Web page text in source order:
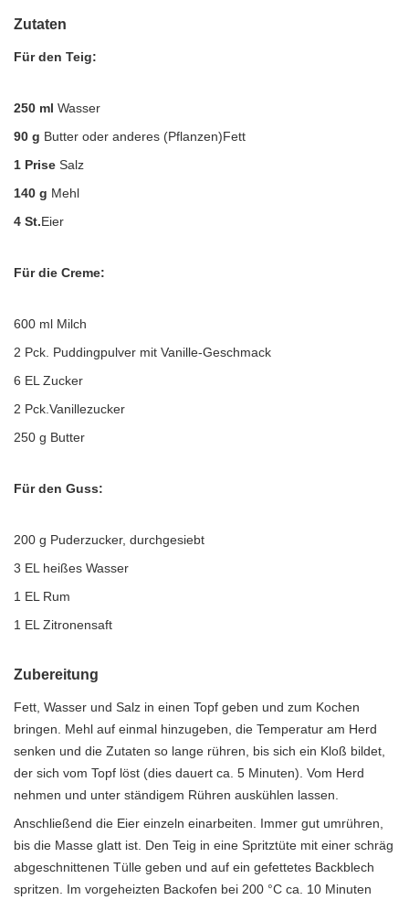
Zutaten
Für den Teig:
250 ml Wasser
90 g Butter oder anderes (Pflanzen)Fett
1 Prise Salz
140 g Mehl
4 St.Eier
Für die Creme:
600 ml Milch
2 Pck. Puddingpulver mit Vanille-Geschmack
6 EL Zucker
2 Pck.Vanillezucker
250 g Butter
Für den Guss:
200 g Puderzucker, durchgesiebt
3 EL heißes Wasser
1 EL Rum
1 EL Zitronensaft
Zubereitung
Fett, Wasser und Salz in einen Topf geben und zum Kochen
bringen. Mehl auf einmal hinzugeben, die Temperatur am Herd
senken und die Zutaten so lange rühren, bis sich ein Kloß bildet,
der sich vom Topf löst (dies dauert ca. 5 Minuten). Vom Herd
nehmen und unter ständigem Rühren auskühlen lassen.
Anschließend die Eier einzeln einarbeiten. Immer gut umrühren,
bis die Masse glatt ist. Den Teig in eine Spritztüte mit einer schräg
abgeschnittenen Tülle geben und auf ein gefettetes Backblech
spritzen. Im vorgeheizten Backofen bei 200 °C ca. 10 Minuten